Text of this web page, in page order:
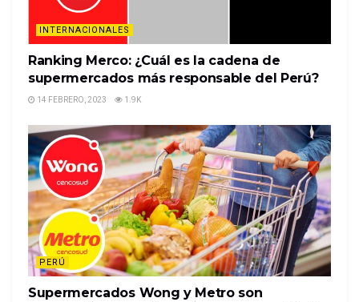
Muhammad H…
READ MORE
INTERNACIONALES
Ranking Merco: ¿Cuál es la cadena de
supermercados más responsable del Perú?
14 FEBRERO, 2023 1.9K
PERÚ
Supermercados Wong y Metro son